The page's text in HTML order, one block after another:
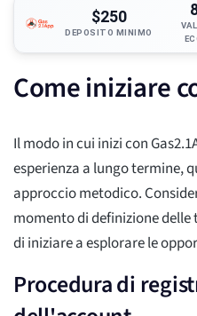
$250
DEPOSITO MINIMO
Come iniziare
Il modo in cui inizi con
esperienza a lungo termine,
approccio metodico.
momento di definizione
di iniziare a esplorare le
Procedura di